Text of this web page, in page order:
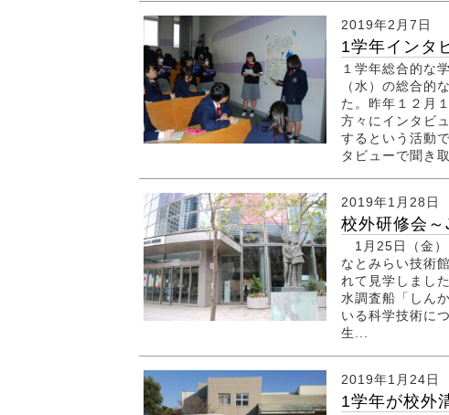
2019年2月7日
1学年インタ
１学年総合的な
（水）の総合的
た。昨年１２月
方々にインタビ
するという活動
タビューで聞き
2019年1月28日
校外研修会
1月25日（金）
なとみらい技術
れて見学しまし
水調査船「しん
いる科学技術に
生...
2019年1月24日
1学年が校外